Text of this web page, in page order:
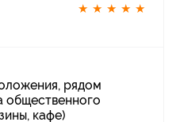
★ ★ ★ ★ ★
рядом
общественного
кафе)